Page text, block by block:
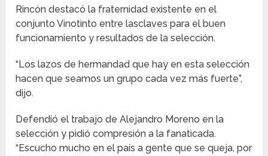
Rincón destacó la fraternidad existente en el
conjunto Vinotinto entre lasclaves para el buen
funcionamiento y resultados de la selección.
“Los lazos de hermandad que hay en esta selección
hacen que seamos un grupo cada vez más fuerte”,
dijo.
Defendió el trabajo de Alejandro Moreno en la
selección y pidió compresión a la fanaticada.
“Escucho mucho en el país a gente que se queja, por